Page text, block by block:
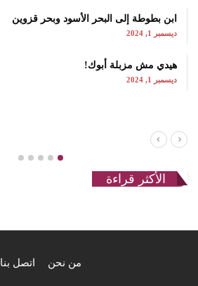
ابن بطوطة إلى البحر الأسود وبحر قزوين
ديسمبر 1, 2024
هيدي مش مزبلة أبوك!
ديسمبر 1, 2024
الأكثر قراءة
من نحن اتصل بنا